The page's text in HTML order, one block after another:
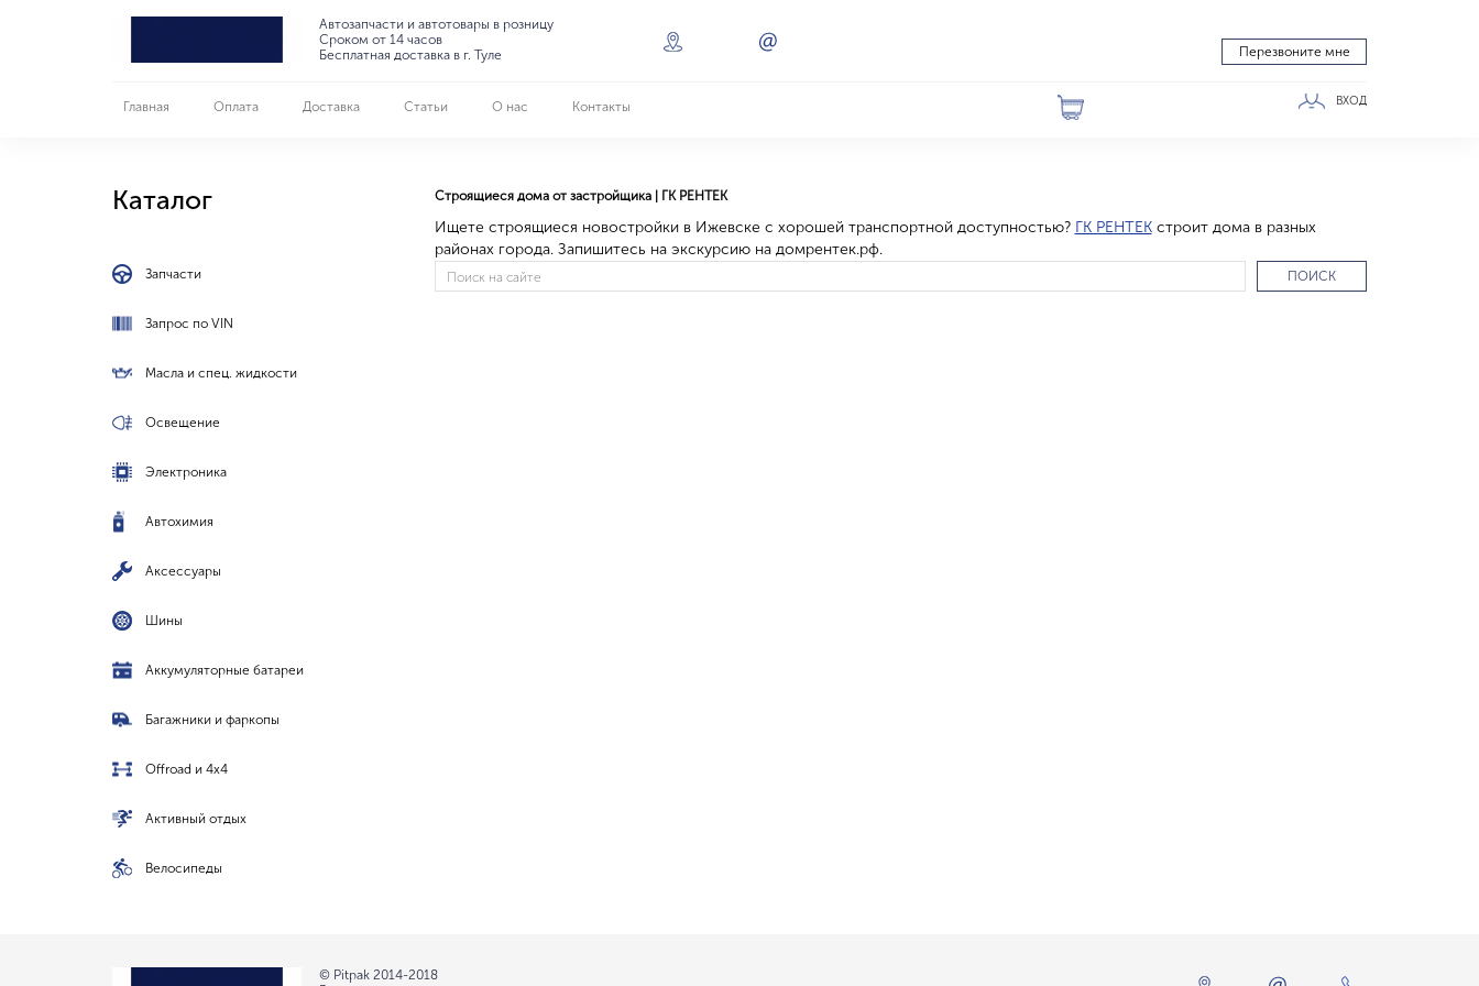
Автозапчасти и автотовары в розницу
Сроком от 14 часов
Бесплатная доставка в г. Туле
Перезвоните мне
Главная Оплата Доставка Статьи О нас Контакты ВХОД
Каталог
Запчасти
Запрос по VIN
Масла и спец. жидкости
Освещение
Электроника
Автохимия
Аксессуары
Шины
Аккумуляторные батареи
Багажники и фаркопы
Offroad и 4x4
Активный отдых
Велосипеды
Строящиеся дома от застройщика | ГК РЕНТЕК
Ищете строящиеся новостройки в Ижевске с хорошей транспортной доступностью? ГК РЕНТЕКстроит дома в разных
районах города. Запишитесь на экскурсию на домрентек.рф.
ПОИСК
© Pitpak 2014-2018